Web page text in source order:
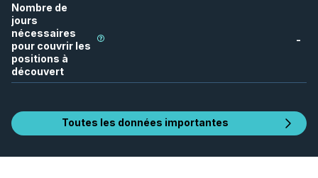
Nombre de
jours
nécessaires
pour couvrir les
positions à
découvert
-
Toutes les données importantes